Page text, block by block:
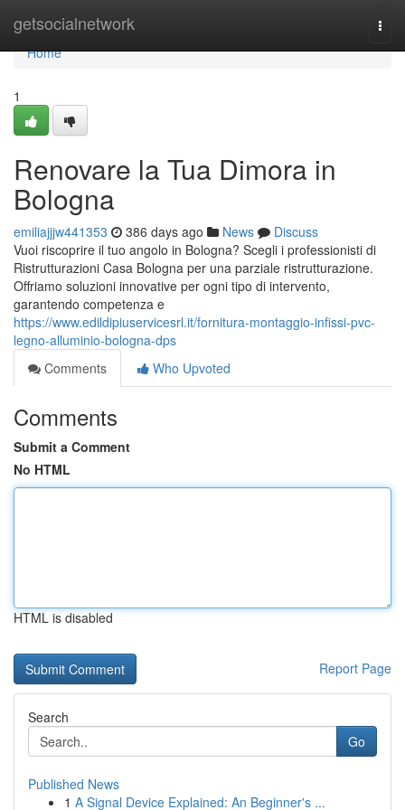
getsocialnetwork
Home
Home
1
Renovare la Tua Dimora in
Bologna
emiliajjjw441353 386 days ago News
Discuss
Vuoi riscoprire il tuo angolo in Bologna? Scegli i professionisti di
Ristrutturazioni Casa Bologna per una parziale ristrutturazione.
Offriamo soluzioni innovative per ogni tipo di intervento,
garantendo competenza e
https://www.edildipiuservicesrl.it/fornitura-montaggio-infissi-pvc-
legno-alluminio-bologna-dps
Comments
Who Upvoted
Comments
Submit a Comment
No HTML
HTML is disabled
Report Page
Search
Go
Published News
1 A Signal Device Explained: An Beginner's ...